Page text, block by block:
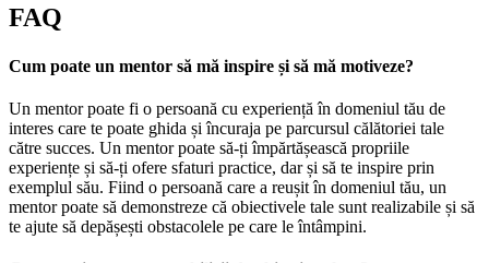
FAQ
Cum poate un mentor să mă inspire și să mă motiveze?
Un mentor poate fi o persoană cu experiență în domeniul tău de
interes care te poate ghida și încuraja pe parcursul călătoriei tale
către succes. Un mentor poate să-ți împărtășească propriile
experiențe și să-ți ofere sfaturi practice, dar și să te inspire prin
exemplul său. Fiind o persoană care a reușit în domeniul tău, un
mentor poate să demonstreze că obiectivele tale sunt realizabile și să
te ajute să depășești obstacolele pe care le întâmpini.